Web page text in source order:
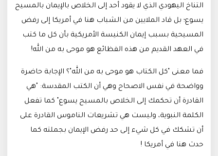
التناخ اليهودي الذي لا يقود أحد إلى الخلاص بالإيمان بالمسيح
يسوع؛ بل قاد الملايين من الشباب هنا في أمريكا إلى رفض
المسيحية بسبب إيمان الكنيسة الأمريكية بأن كل ما كتب
في العهد القديم من هذه الفظائع هو موحى به من الله!
فما معنى "كل الكتاب هو موحى به من الله"؟ الإجابة حاضرة
وواضحة في نفس الاصحاح وهي أن الكتب المقدسة: "هي
القادرة أن تحكمك إلى الخلاص بالمسيح يسوع" كما تفعل
الكلمة النبوية، وليست هي تشريعات الناموس القادرة على
أن تشكك في كل شيء إلى حد رفض الإيمان بجملته كما
حدث هنا في أمريكا !